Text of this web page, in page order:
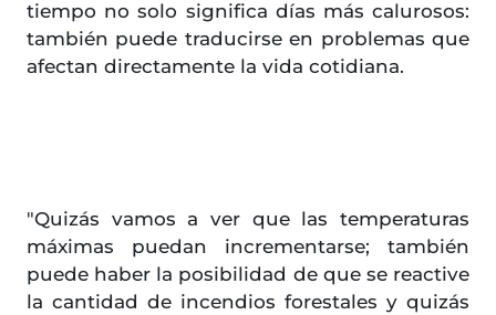
tiempo no solo significa días más calurosos:
también puede traducirse en problemas que
afectan directamente la vida cotidiana.
"Quizás vamos a ver que las temperaturas
máximas puedan incrementarse; también
puede haber la posibilidad de que se reactive
la cantidad de incendios forestales y quizás